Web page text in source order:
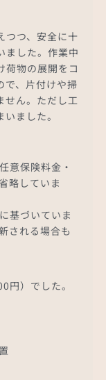
つつ、安全に十
ました。作業中
荷物の展開をコ
で、片付けや掃
せん。ただし工
ました。
意保険料金・
略していま
基づいていま
される場合も
）でした。